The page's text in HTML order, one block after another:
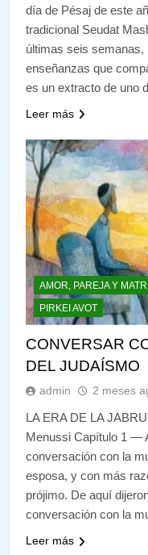
día de Pésaj de este
tradicional Seudat
últimas seis
enseñanzas que
es un extracto de uno
Leer más
AMOR, PAREJA Y
PIRKEI AVOT
CONVERSAR
DEL JUDAÍSMO
admin 2 meses
LA ERA DE LA
Menussi Capítulo 1 —
conversación con la
esposa, y con más
prójimo. De aquí
conversación con la
Leer más